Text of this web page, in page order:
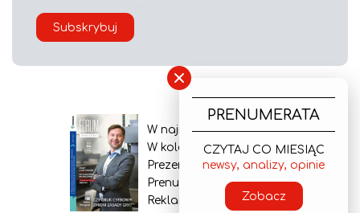
Subskrybuj
W najnowszym wydaniu
W kolejnym numerze
Prezentacja gazety
Prenumerata
Reklama
×
PRENUMERATA
CZYTAJ CO MIESIĄC
newsy, analizy, opinie
Zobacz